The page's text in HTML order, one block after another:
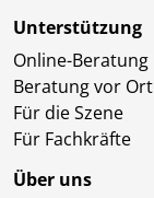
Unterstützung
Online-Beratung
Beratung vor Ort
Für die Szene
Für Fachkräfte
Über uns